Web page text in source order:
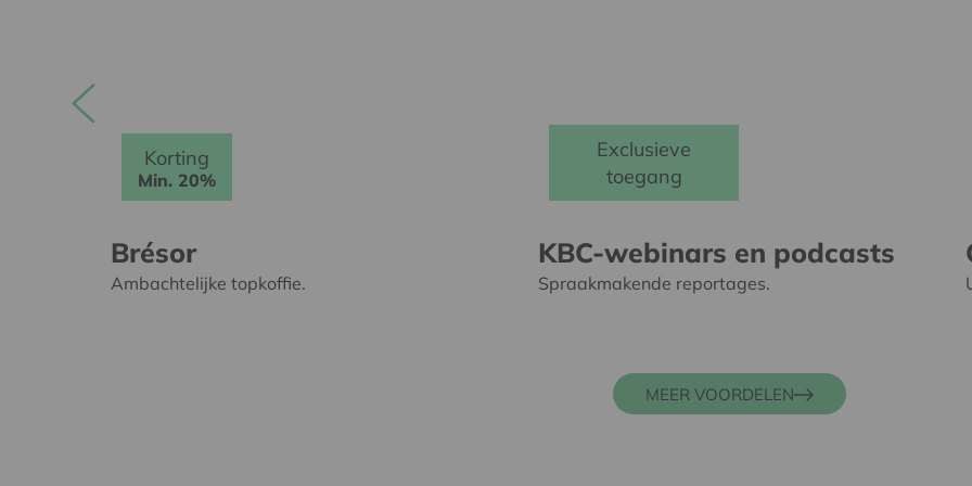
Korting
Min. 20%
Brésor
Ambachtelijke topkoffie.
Exclusieve
toegang
KBC-webinars en podcasts
Spraakmakende reportages.
MEER VOORDELEN